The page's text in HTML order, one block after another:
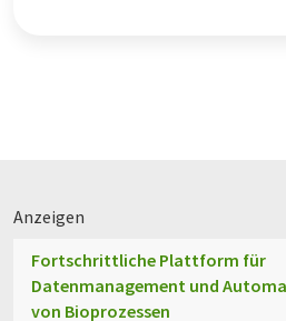
Anzeigen
Fortschrittliche Plattform für
Datenmanagement und
von Bioprozessen